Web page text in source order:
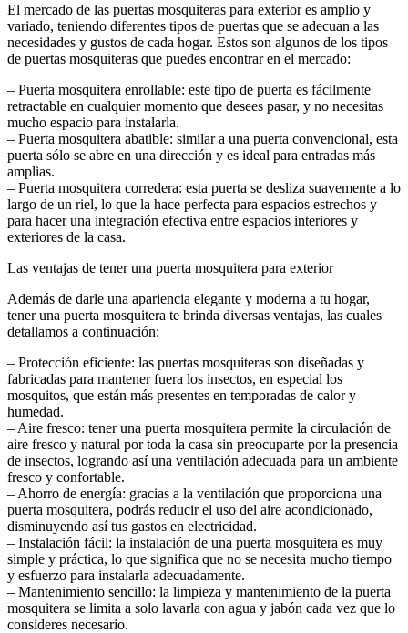
El mercado de las puertas mosquiteras para exterior es amplio y
variado, teniendo diferentes tipos de puertas que se adecuan a las
necesidades y gustos de cada hogar. Estos son algunos de los tipos
de puertas mosquiteras que puedes encontrar en el mercado:
– Puerta mosquitera enrollable: este tipo de puerta es fácilmente
retractable en cualquier momento que desees pasar, y no necesitas
mucho espacio para instalarla.
– Puerta mosquitera abatible: similar a una puerta convencional, esta
puerta sólo se abre en una dirección y es ideal para entradas más
amplias.
– Puerta mosquitera corredera: esta puerta se desliza suavemente a lo
largo de un riel, lo que la hace perfecta para espacios estrechos y
para hacer una integración efectiva entre espacios interiores y
exteriores de la casa.
Las ventajas de tener una puerta mosquitera para exterior
Además de darle una apariencia elegante y moderna a tu hogar,
tener una puerta mosquitera te brinda diversas ventajas, las cuales
detallamos a continuación:
– Protección eficiente: las puertas mosquiteras son diseñadas y
fabricadas para mantener fuera los insectos, en especial los
mosquitos, que están más presentes en temporadas de calor y
humedad.
– Aire fresco: tener una puerta mosquitera permite la circulación de
aire fresco y natural por toda la casa sin preocuparte por la presencia
de insectos, logrando así una ventilación adecuada para un ambiente
fresco y confortable.
– Ahorro de energía: gracias a la ventilación que proporciona una
puerta mosquitera, podrás reducir el uso del aire acondicionado,
disminuyendo así tus gastos en electricidad.
– Instalación fácil: la instalación de una puerta mosquitera es muy
simple y práctica, lo que significa que no se necesita mucho tiempo
y esfuerzo para instalarla adecuadamente.
– Mantenimiento sencillo: la limpieza y mantenimiento de la puerta
mosquitera se limita a solo lavarla con agua y jabón cada vez que lo
consideres necesario.